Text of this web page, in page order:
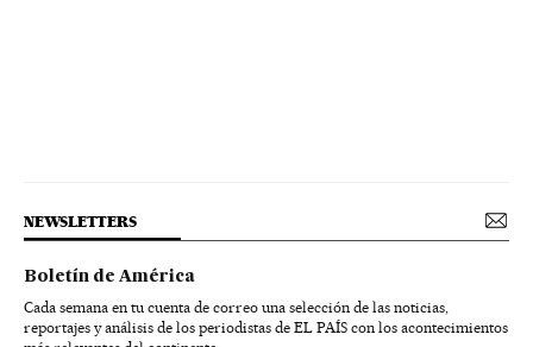
NEWSLETTERS
Boletín de América
Cada semana en tu cuenta de correo una selección de las noticias,
reportajes y análisis de los periodistas de EL PAÍS con los acontecimientos